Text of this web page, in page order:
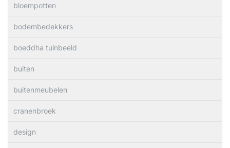
bloempotten
bodembedekkers
boeddha tuinbeeld
buiten
buitenmeubelen
cranenbroek
design